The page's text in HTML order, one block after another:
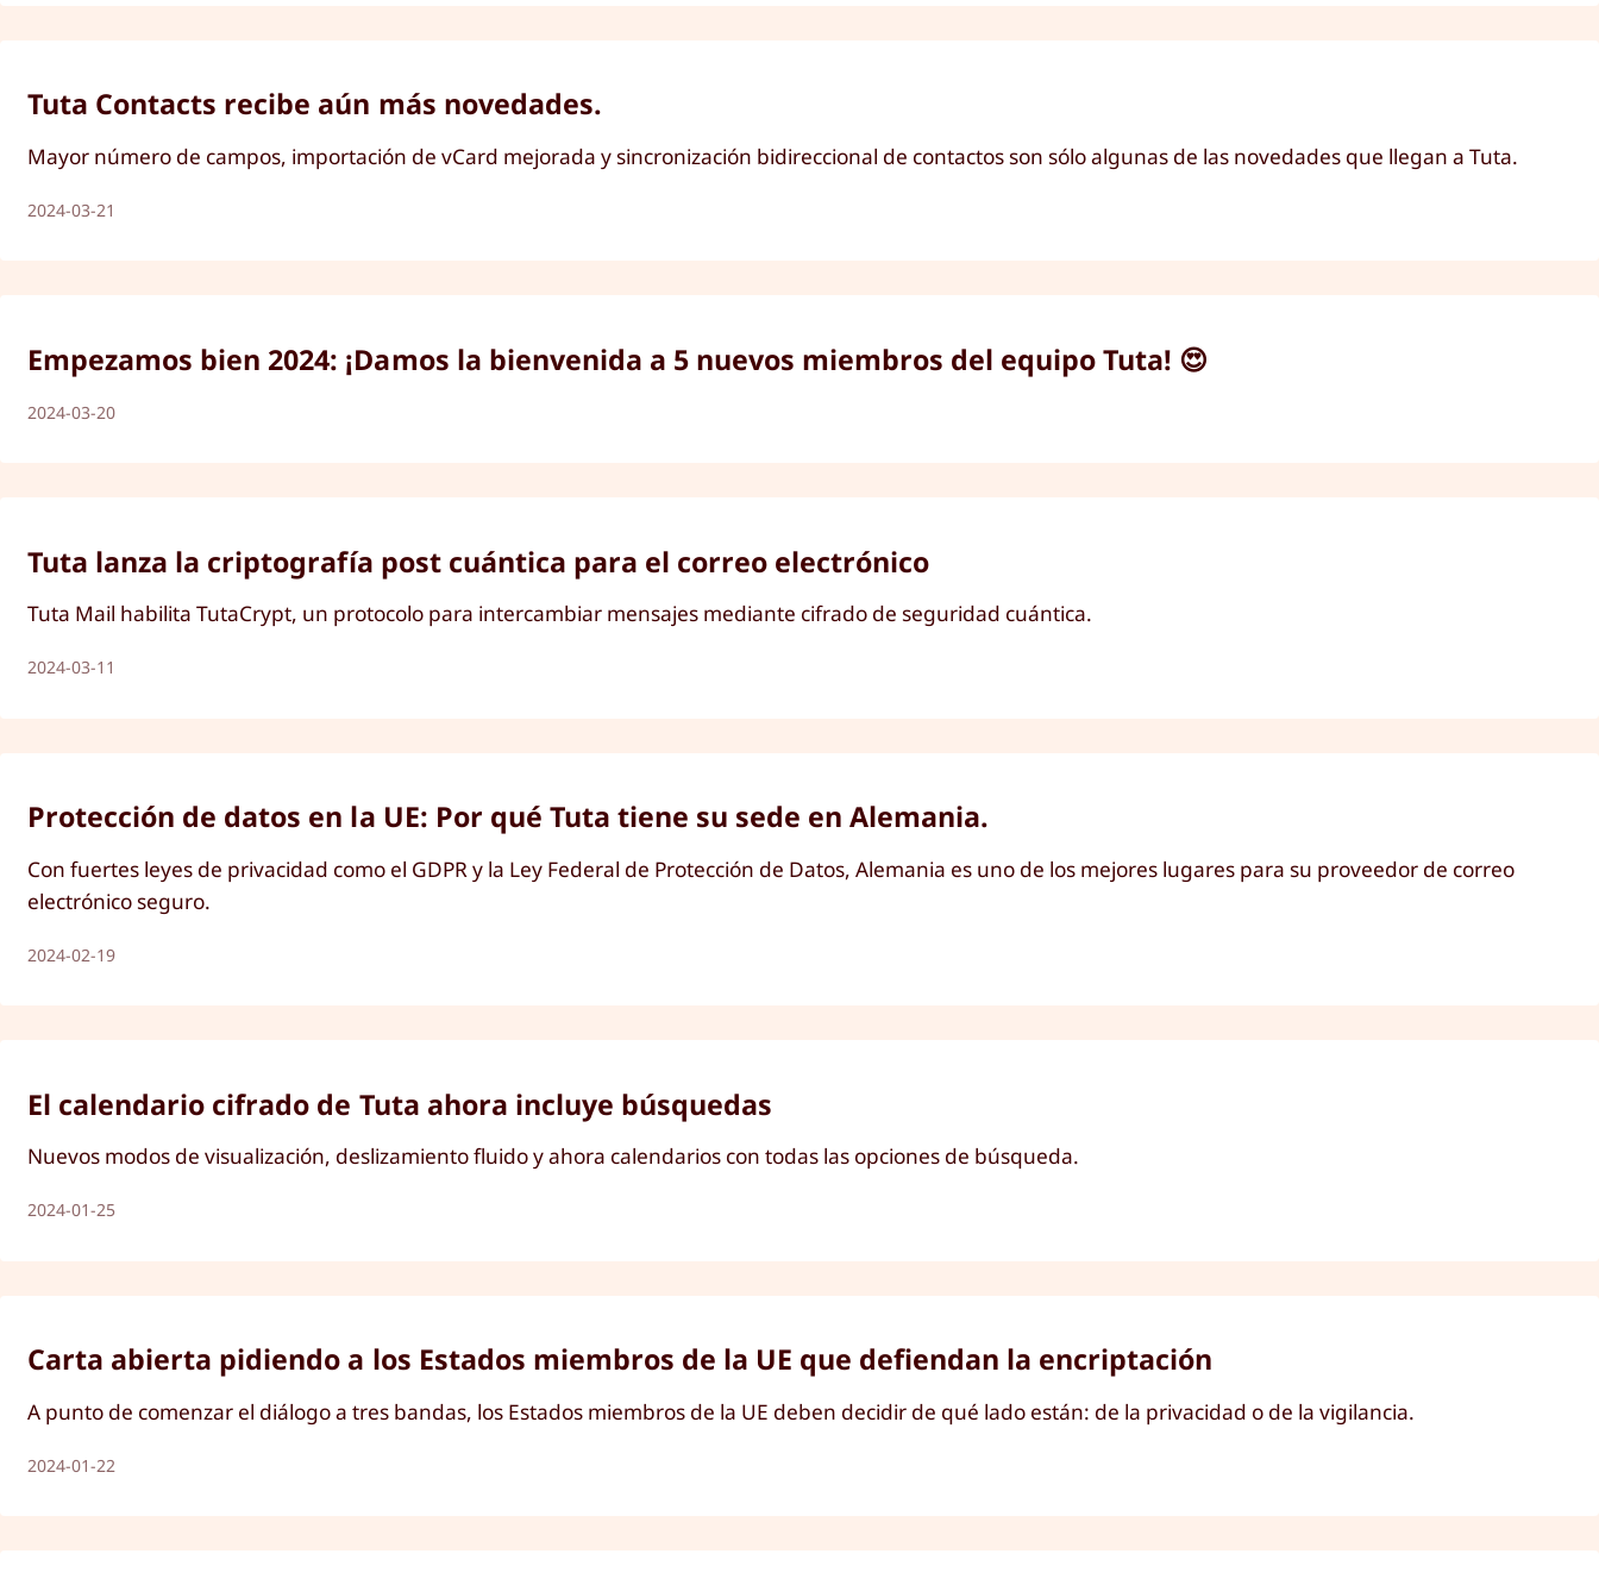
Tuta Contacts recibe aún más novedades.
Mayor número de campos, importación de vCard mejorada y sincronización bidireccional de contactos son sólo algunas de las novedades que llegan a Tuta.
2024-03-21
Empezamos bien 2024: ¡Damos la bienvenida a 5 nuevos miembros del equipo Tuta! 😍
2024-03-20
Tuta lanza la criptografía post cuántica para el correo electrónico
Tuta Mail habilita TutaCrypt, un protocolo para intercambiar mensajes mediante cifrado de seguridad cuántica.
2024-03-11
Protección de datos en la UE: Por qué Tuta tiene su sede en Alemania.
Con fuertes leyes de privacidad como el GDPR y la Ley Federal de Protección de Datos, Alemania es uno de los mejores lugares para su proveedor de correo
electrónico seguro.
2024-02-19
El calendario cifrado de Tuta ahora incluye búsquedas
Nuevos modos de visualización, deslizamiento fluido y ahora calendarios con todas las opciones de búsqueda.
2024-01-25
Carta abierta pidiendo a los Estados miembros de la UE que defiendan la encriptación
A punto de comenzar el diálogo a tres bandas, los Estados miembros de la UE deben decidir de qué lado están: de la privacidad o de la vigilancia.
2024-01-22